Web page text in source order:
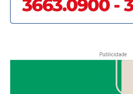
Publicidade